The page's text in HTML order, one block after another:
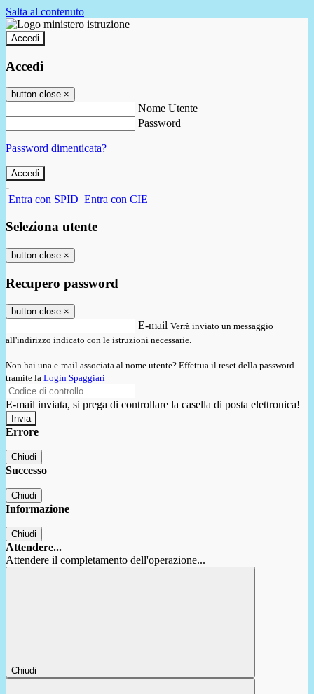
Salta al contenuto
Accedi
Accedi
button close ×
Nome Utente
Password
Password dimenticata?
-
Entra con SPID Entra con CIE
Seleziona utente
button close ×
Recupero password
button close ×
E-mail Verrà inviato un messaggio
all'indirizzo indicato con le istruzioni necessarie.
Non hai una e-mail associata al nome utente? Effettua il reset della password
tramite la Login Spaggiari
E-mail inviata, si prega di controllare la casella di posta elettronica!
Errore
Chiudi
Successo
Chiudi
Informazione
Chiudi
Attendere...
Attendere il completamento dell'operazione...
Chiudi